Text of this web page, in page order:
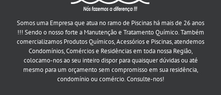
Somos uma Empresa que atua no ramo de Piscinas há mais de 26 anos
!!! Sendo o nosso forte a Manutenção e Tratamento Químico. Também
comercializamos Produtos Químicos, Acessórios e Piscinas, atendemos
Condomínios, Comércios e Residências em toda nossa Região,
colocamo-nos ao seu inteiro dispor para quaisquer dúvidas ou até
mesmo para um orçamento sem compromisso em sua residência,
condomínio ou comércio. Consulte-nos!